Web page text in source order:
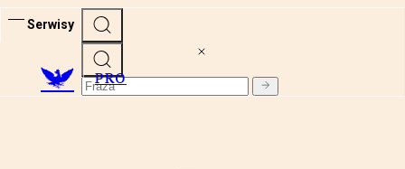
Serwisy
PRO